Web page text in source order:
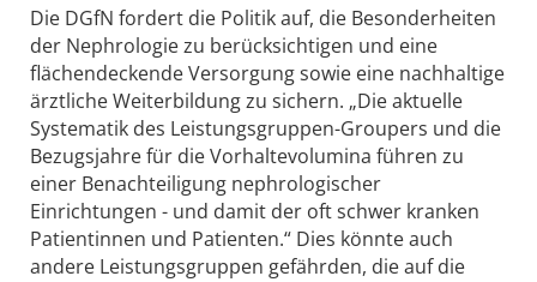
Die DGfN fordert die Politik auf, die Besonderheiten
der Nephrologie zu berücksichtigen und eine
flächendeckende Versorgung sowie eine nachhaltige
ärztliche Weiterbildung zu sichern. „Die aktuelle
Systematik des Leistungsgruppen-Groupers und die
Bezugsjahre für die Vorhaltevolumina führen zu
einer Benachteiligung nephrologischer
Einrichtungen - und damit der oft schwer kranken
Patientinnen und Patienten.“ Dies könnte auch
andere Leistungsgruppen gefährden, die auf die